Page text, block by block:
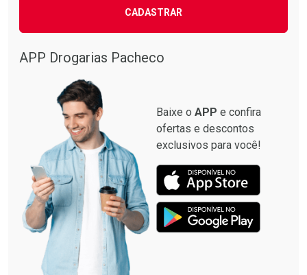
CADASTRAR
APP Drogarias Pacheco
Baixe o APP e confira
ofertas e descontos
exclusivos para você!